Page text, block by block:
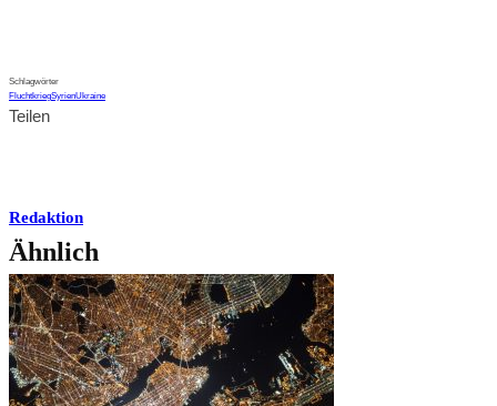
Schlagwörter
FluchtkriegSyrienUkraine
Teilen
Redaktion
Ähnlich